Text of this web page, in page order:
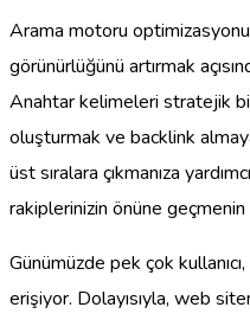
Arama motoru
görünürlüğünü artırmak
Anahtar kelimeleri stratejik
oluşturmak ve backlink
üst sıralara çıkmanıza
rakiplerinizin önüne
Günümüzde pek çok
erişiyor. Dolayısıyla, web